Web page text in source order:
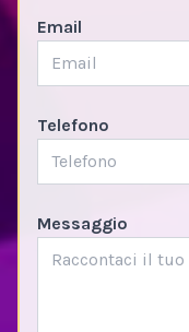
Email
Telefono
Messaggio